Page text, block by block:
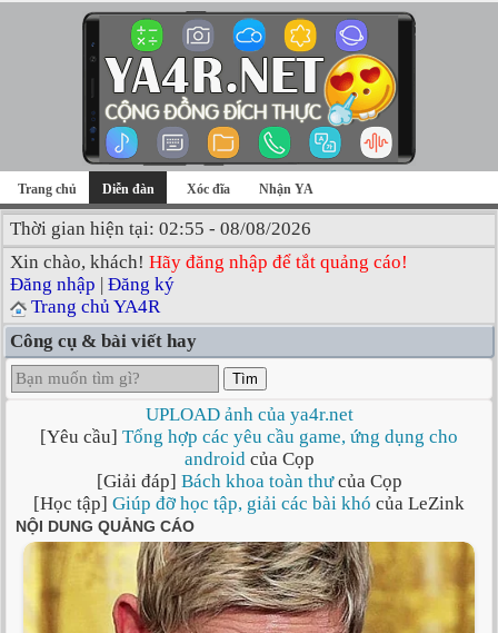
Trang chủ Diễn đàn Xóc đĩa Nhận YA
Thời gian hiện tại: 02:55 - 08/08/2026
Xin chào, khách! Hãy đăng nhập để tắt quảng cáo!
Đăng nhập | Đăng ký
Trang chủ YA4R
Công cụ & bài viết hay
Tìm
UPLOAD ảnh của ya4r.net
[Yêu cầu] Tổng hợp các yêu cầu game, ứng dụng cho
androidcủa Cọp
[Giải đáp] Bách khoa toàn thưcủa Cọp
[Học tập] Giúp đỡ học tập, giải các bài khó của LeZink